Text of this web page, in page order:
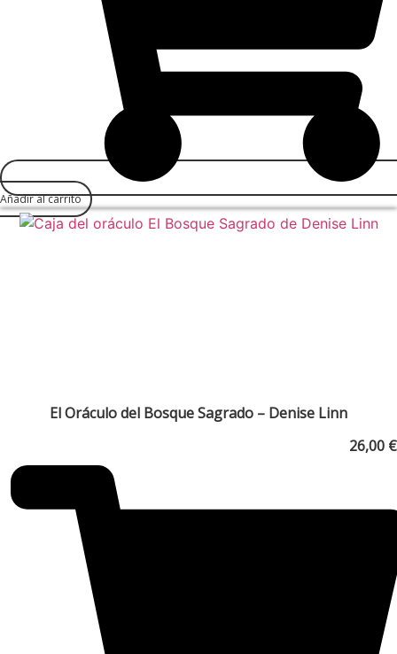
Añadir al carrito
El Oráculo del Bosque Sagrado – Denise Linn
26,00 €